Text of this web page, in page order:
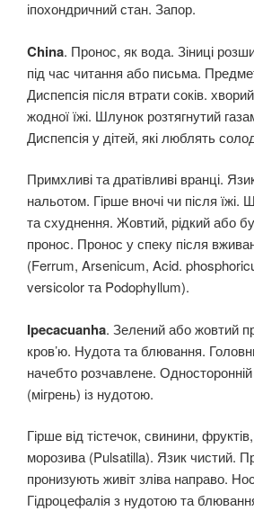
іпохондричний стан. Запор.
China. Пронос, як вода. Зіниці
під час читання або письма.
Диспепсія після втрати соків.
жодної їжі. Шлунок розтягнутий
Диспепсія у дітей, які люблять
Примхливі та дратівливі вранці.
нальотом. Гірше вночі чи після
та схуднення. Жовтий, рідкий або
пронос. Пронос у спеку після
(Ferrum, Arsenicum, Acid.
versicolor та Podophyllum).
Ipecacuanha. Зелений або жовтий
кров’ю. Нудота та блювання.
начебто розчавлене.
(мігрень) із нудотою.
Гірше від тістечок, свинини,
морозива (Pulsatilla). Язик чистий.
пронизують живіт зліва направо.
Гідроцефалія з нудотою та